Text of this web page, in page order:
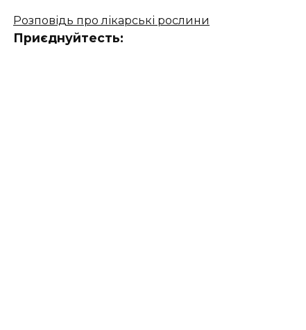
Розповідь про лікарські рослини
Приєднуйтесть: